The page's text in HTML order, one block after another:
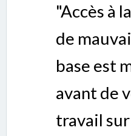
"Accès à
de
base est
avant de
travail